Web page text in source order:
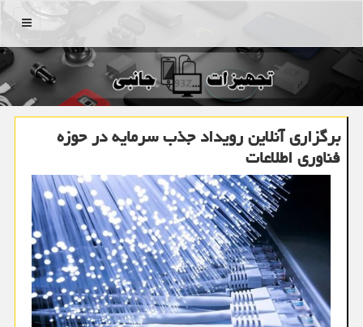
منو
برگزاری آنلاین رویداد جذب سرمایه در حوزه
فناوری اطلاعات